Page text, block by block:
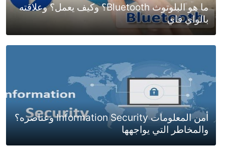
ما هو البلوتوث Bluetooth؟ وكيف يعمل؟ وعلاقته
بالواي فاي
أمن المعلومات Information Security وعناصره؟
والمخاطر التي يواجهها